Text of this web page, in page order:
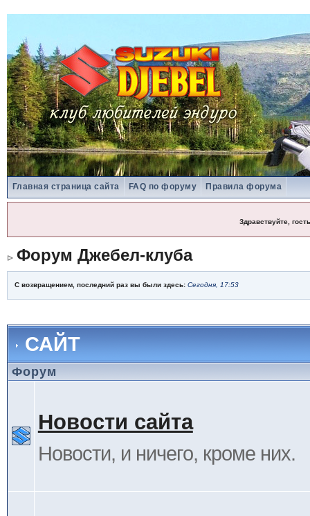
Главная страница сайта FAQ по форуму Правила форума
Здравствуйте, гость
Форум Джебел-клуба
С возвращением, последний раз вы были здесь: Сегодня, 17:53
САЙТ
Форум
Новости сайта
Новости, и ничего, кроме них.